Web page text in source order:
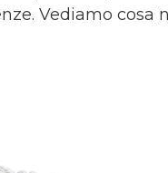
Vediamo cosa